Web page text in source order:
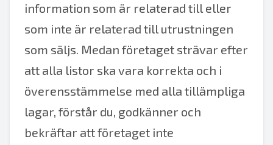
information som är relaterad till eller
som inte är relaterad till utrustningen
som säljs. Medan företaget strävar efter
att alla listor ska vara korrekta och i
överensstämmelse med alla tillämpliga
lagar, förstår du, godkänner och
bekräftar att företaget inte